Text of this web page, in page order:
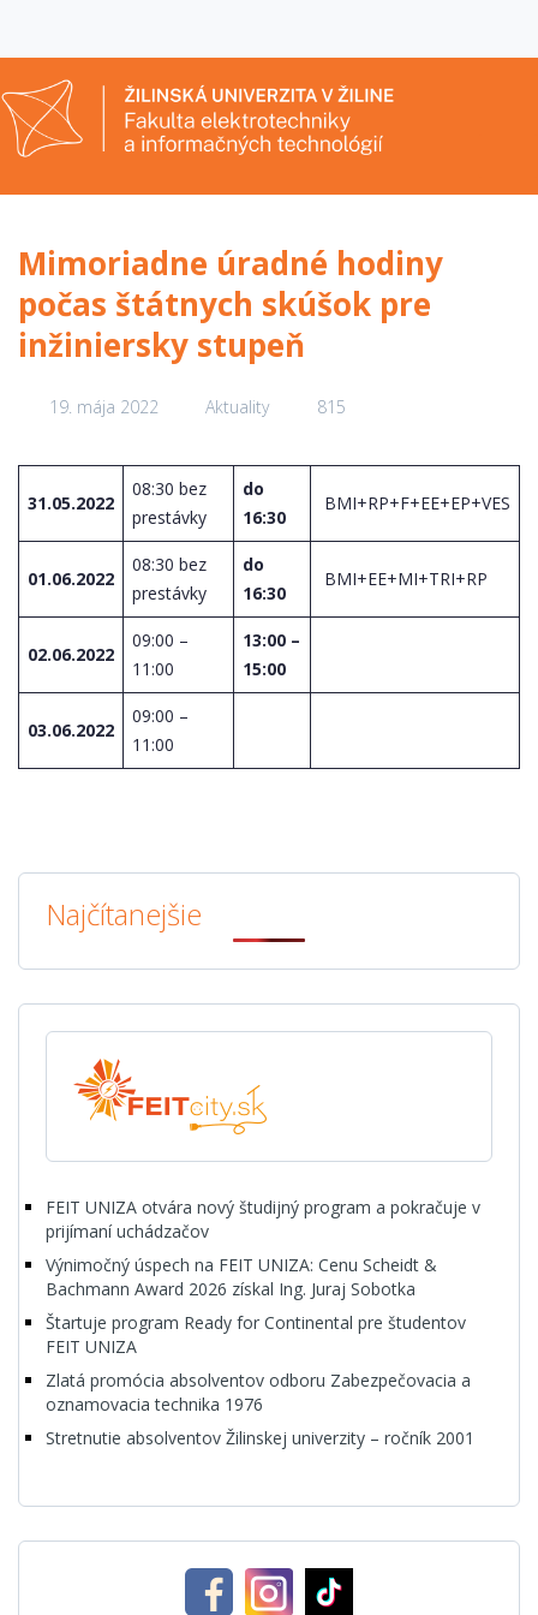
Mimoriadne úradné hodiny
počas štátnych skúšok pre
inžiniersky stupeň
19. mája 2022 Aktuality 815
31.05.2022
08:30 bez
prestávky
do
16:30
BMI+RP+F+EE+EP+VES
01.06.2022
08:30 bez
prestávky
do
16:30
BMI+EE+MI+TRI+RP
02.06.2022
09:00 –
11:00
13:00 –
15:00
03.06.2022
09:00 –
11:00
Najčítanejšie
FEIT UNIZA otvára nový študijný program a pokračuje v
prijímaní uchádzačov
Výnimočný úspech na FEIT UNIZA: Cenu Scheidt &
Bachmann Award 2026 získal Ing. Juraj Sobotka
Štartuje program Ready for Continental pre študentov
FEIT UNIZA
Zlatá promócia absolventov odboru Zabezpečovacia a
oznamovacia technika 1976
Stretnutie absolventov Žilinskej univerzity – ročník 2001